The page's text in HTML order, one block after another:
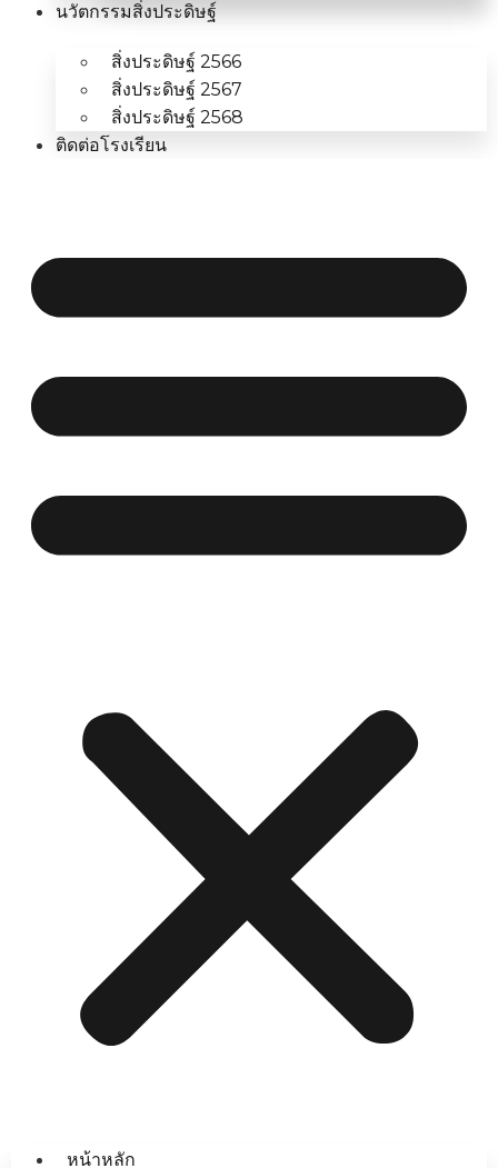
นวัตกรรมสิ่งประดิษฐ์
สิ่งประดิษฐ์ 2566
สิ่งประดิษฐ์ 2567
สิ่งประดิษฐ์ 2568
ติดต่อโรงเรียน
หน้าหลัก